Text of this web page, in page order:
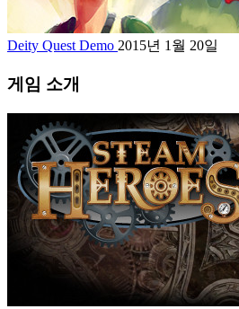
Deity Quest Demo 2015년 1월 20일
게임 소개